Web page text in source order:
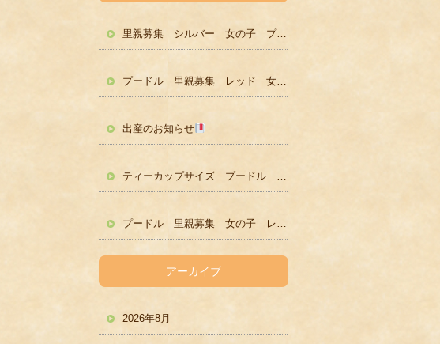
里親募集 シルバー 女の子 プードル かわいい
プードル 里親募集 レッド 女の子 かわいい
出産のお知らせ
ティーカップサイズ プードル レッド男の子 ２歳
プードル 里親募集 女の子 レッド
アーカイブ
2026年8月